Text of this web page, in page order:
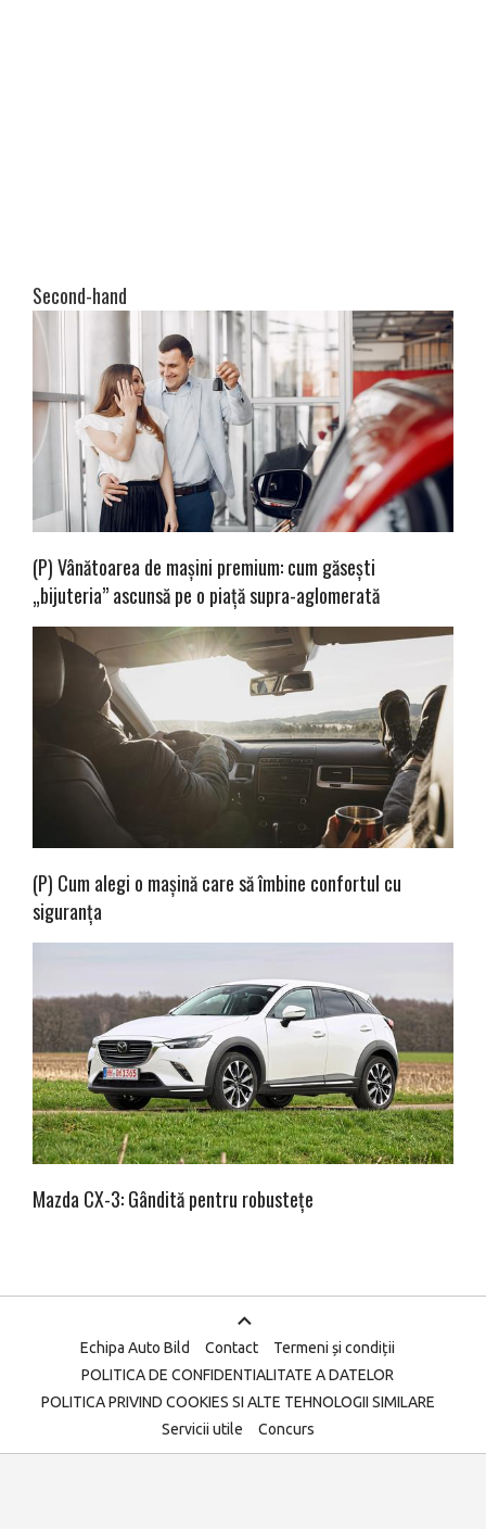
Second-hand
(P) Vânătoarea de mașini premium: cum găsești
„bijuteria” ascunsă pe o piață supra-aglomerată
(P) Cum alegi o mașină care să îmbine confortul cu
siguranța
Mazda CX-3: Gândită pentru robustețe
Echipa Auto Bild Contact
Termeni și condiții
POLITICA DE CONFIDENTIALITATE A DATELOR
POLITICA PRIVIND COOKIES SI ALTE TEHNOLOGII SIMILARE
Servicii utile
Concurs